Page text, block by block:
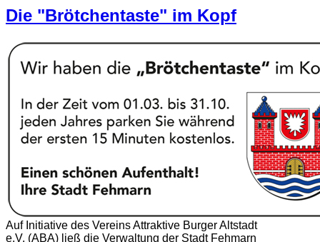
Die "Brötchentaste" im Kopf
Auf Initiative des Vereins Attraktive Burger Altstadt
e.V. (ABA) ließ die Verwaltung der Stadt Fehmarn